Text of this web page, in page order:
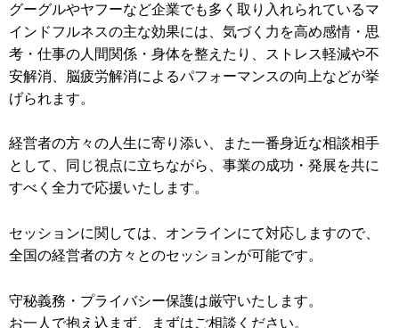
グーグルやヤフーなど企業でも多く取り入れられているマ
インドフルネスの主な効果には、気づく力を高め感情・思
考・仕事の人間関係・身体を整えたり、ストレス軽減や不
安解消、脳疲労解消によるパフォーマンスの向上などが挙
げられます。
経営者の方々の人生に寄り添い、また一番身近な相談相手
として、同じ視点に立ちながら、事業の成功・発展を共に
すべく全力で応援いたします。
セッションに関しては、オンラインにて対応しますので、
全国の経営者の方々とのセッションが可能です。
守秘義務・プライバシー保護は厳守いたします。
お一人で抱え込まず、まずはご相談ください。